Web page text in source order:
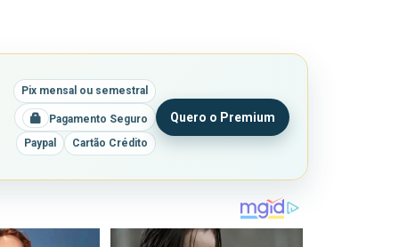
Pix mensal ou semestral
Pagamento Seguro
Paypal
Cartão Crédito
Quero o Premium